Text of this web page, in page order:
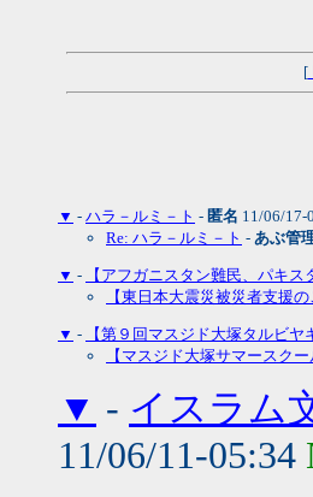
[
▼ - ハラ－ルミ－ト - 匿名 11/06/17-
Re: ハラ－ルミ－ト - あぶ管
▼ - 【アフガニスタン難民、パキス
【東日本大震災被災者支援の
▼ - 【第９回マスジド大塚タルビヤ
【マスジド大塚サマースク
▼ - イスラム
11/06/11-05:34